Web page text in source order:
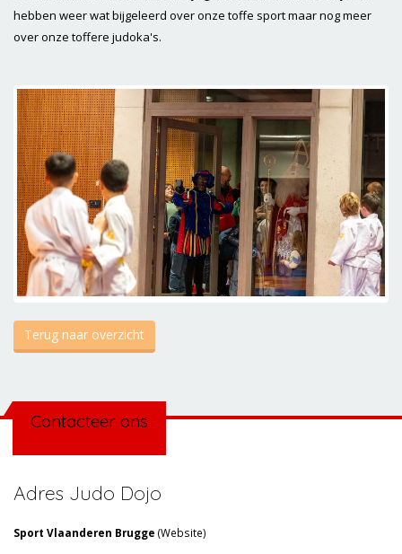
hebben weer wat bijgeleerd over onze toffe sport maar nog meer
over onze toffere judoka's.
Terug naar overzicht
Contacteer ons
Adres Judo Dojo
Sport Vlaanderen Brugge (Website)